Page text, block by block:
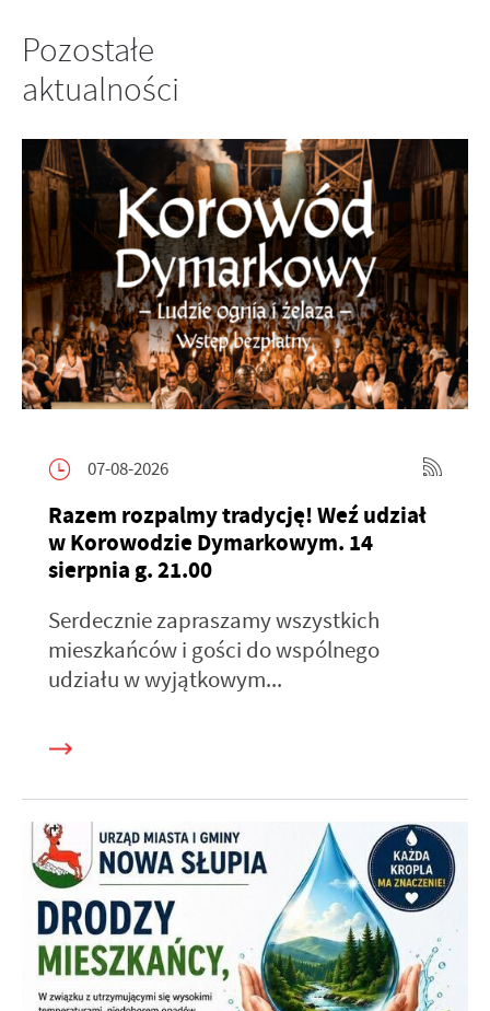
Pozostałe
aktualności
07-08-2026
Razem rozpalmy tradycję! Weź udział
w Korowodzie Dymarkowym. 14
sierpnia g. 21.00
Serdecznie zapraszamy wszystkich
mieszkańców i gości do wspólnego
udziału w wyjątkowym...